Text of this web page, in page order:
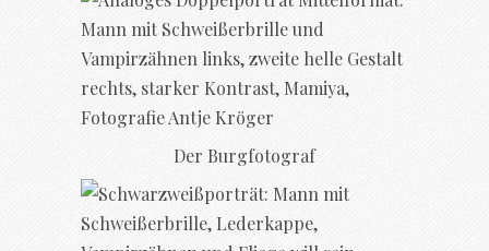
Der Burgfotograf